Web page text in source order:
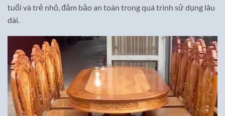
tuổi và trẻ nhỏ, đảm bảo an toàn trong quá trình sử dụng lâu
dài.